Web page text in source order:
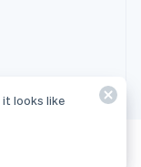
it looks like